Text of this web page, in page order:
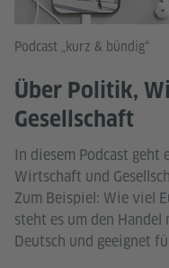
Podcast „kurz & bündig“
Über Politik,
Gesellschaft
In diesem Podcast geht
Wirtschaft und
Zum Beispiel: Wie viel
steht es um den
Deutsch und geeignet